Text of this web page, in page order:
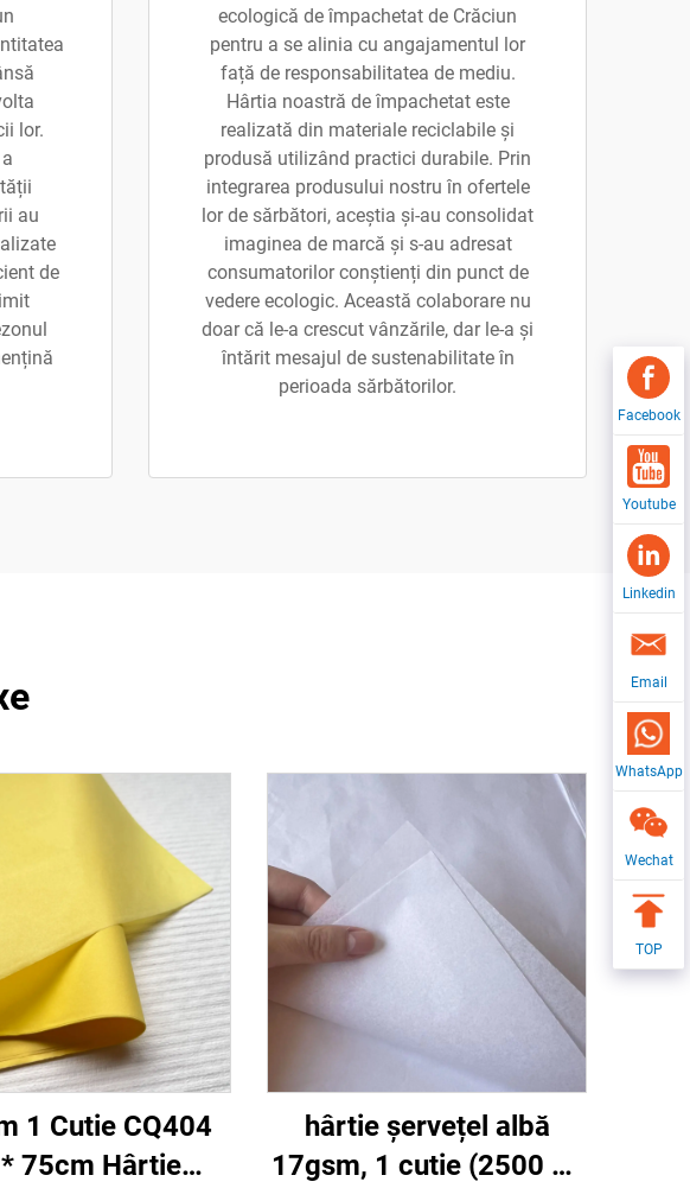
lor.
au
de
ecologică de împachetat de Crăciun
pentru a se alinia cu angajamentul lor
față de responsabilitatea de mediu.
Hârtia noastră de împachetat este
realizată din materiale reciclabile și
produsă utilizând practici durabile. Prin
integrarea produsului nostru în ofertele
lor de sărbători, aceștia și-au consolidat
imaginea de marcă și s-au adresat
consumatorilor conștienți din punct de
vedere ecologic. Această colaborare nu
doar că le-a crescut vânzările, dar le-a și
întărit mesajul de sustenabilitate în
perioada sărbătorilor.
1 Cutie CQ404
75cm Hârtie
hârtie șervețel albă
17gsm, 1 cutie (2500 de
Facebook
Youtube
Linkedin
Email
WhatsApp
Wechat
TOP